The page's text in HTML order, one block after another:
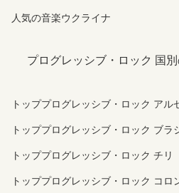
人気の音楽ウクライナ
プログレッシブ・ロック 国
トッププログレッシブ・ロック アル
トッププログレッシブ・ロック ブラ
トッププログレッシブ・ロック チリ
トッププログレッシブ・ロック コロ